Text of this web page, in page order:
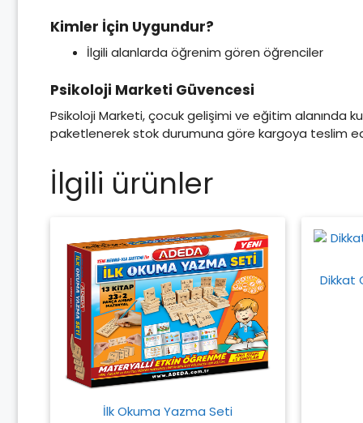
Kimler İçin Uygundur?
İlgili alanlarda öğrenim gören öğrenciler
Psikoloji Marketi Güvencesi
Psikoloji Marketi, çocuk gelişimi ve eğitim alanında
paketlenerek stok durumuna göre kargoya teslim
İlgili ürünler
İlk Okuma Yazma Seti
Dikkat